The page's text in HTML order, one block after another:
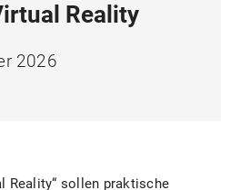
Reality
2026
Reality“ sollen praktische